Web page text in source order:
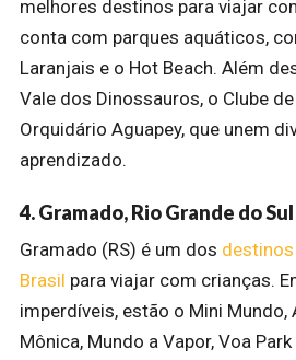
melhores destinos para viajar
conta com parques aquáticos,
Laranjais e o Hot Beach. Além
Vale dos Dinossauros, o Clube
Orquidário Aguapey, que unem
aprendizado.
4. Gramado, Rio Grande do Sul
Gramado (RS) é um dos
Brasil para viajar com crianças.
imperdíveis, estão o Mini Mundo,
Mônica, Mundo a Vapor, Voa